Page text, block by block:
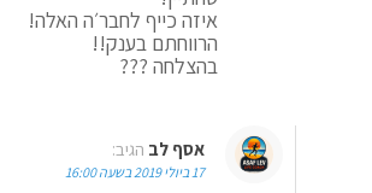
איזה כייף לחבר׳ה האלה!
הרווחתם בענק!!
בהצלחה ???
אסף לב הגיב:
17 ביולי 2019 בשעה 16:00